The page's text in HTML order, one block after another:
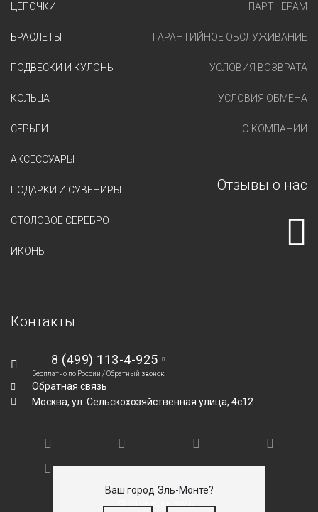
Ваш город Эль-Монте?
ЦЕПОЧКИ
БРАСЛЕТЫ
ПОДВЕСКИ И КУЛОНЫ
КОЛЬЦА
СЕРЬГИ
АКСЕССУАРЫ
ПОДАРКИ И СУВЕНИРЫ
СТОЛОВОЕ СЕРЕБРО
ИКОНЫ
ПАРТНЕРАМ
ГАРАНТИЙНОЕ ОБСЛУЖИВАНИЕ
УСЛОВИЯ ВОЗВРАТА
УСЛОВИЯ ОБМЕНА
О КОМПАНИИ
Отзывы о нас
Контакты
8 (499) 113-4-925
Бесплатно по России /Обратный звонок
Обратная связь
Москва, ул. Сельскохозяйственная улица, 4с12
© SILVEROFF 2026